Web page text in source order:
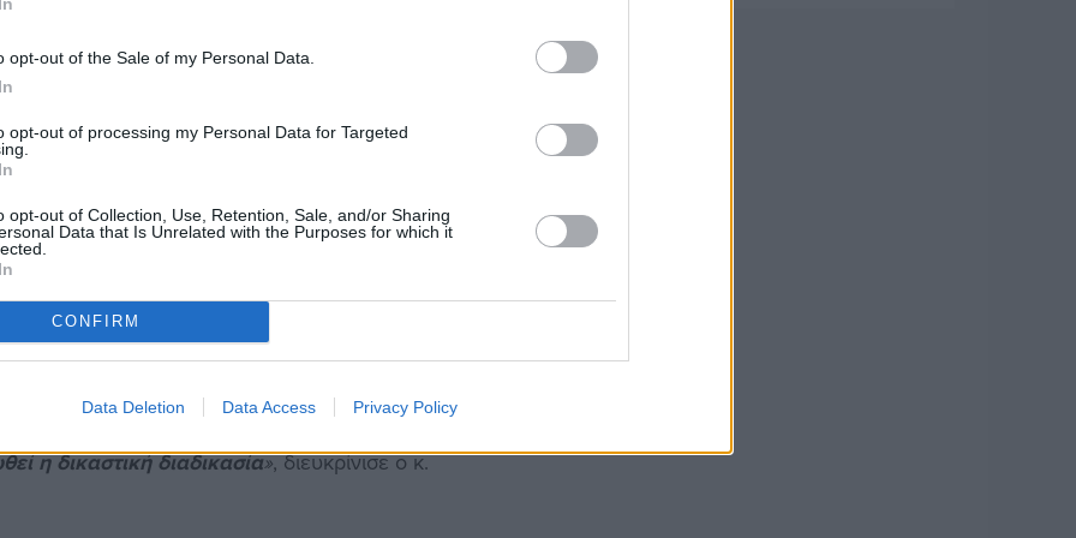
opt-out of the Sale of my Personal Data.
opt-out of processing my Personal Data for Targeted
opt-out of Collection, Use, Retention, Sale, and/or Sharing
Data that Is Unrelated with the Purposes for which it
CONFIRM
Data Deletion Data Access Privacy Policy
προκλήσεις της
χρόνια. Ο κ. Χρύσης ανέφερε ότι αυτή τη
αριθμός που θεωρείται ανεπαρκής για
στελέχωση θα ενισχυθεί την άνοιξη, καθώς
μας επιτρέψουν να ανταποκριθούμε στις
δήμους Ανατολικής και Δυτικής Σάμου,
στις απαιτήσεις της συγχώνευσης και
Υλικών.
με νομικές προκλήσεις που απορρέουν από
μια διαδικασία που, σύμφωνα με τον πρόεδρο,
η δικαστική διαδικασία», διευκρίνισε ο κ.